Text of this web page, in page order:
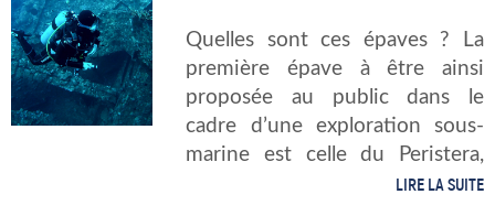
Quelles sont ces épaves ? La
première épave à être ainsi
proposée au public dans le
cadre d’une exploration sous-
marine est celle du Peristera,
datant du Ve siècle av. JC,
LIRE LA SUITE